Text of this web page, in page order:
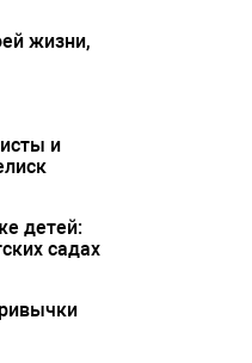
жизни,
и
детей:
садах